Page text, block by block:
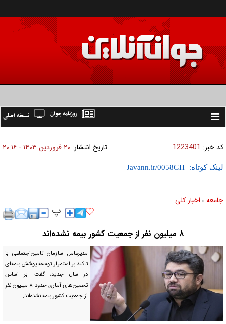
Toggle
نسخه اصلی روزنامه جوان
کد خبر: 1223401 تاریخ انتشار: ۲۰ فروردين ۱۴۰۳ - ۲۰:۱۶
لینک کوتاه:
جامعه » اخبار كلی
۸ میلیون نفر از جمعیت کشور بیمه نشده‌اند
مدیرعامل سازمان تامین‌اجتماعی با
تاکید بر استمرار توسعه پوشش بیمه‌ای
در سال جدید، گفت: بر اساس
تخمین‌های آماری حدود ۸ میلیون نفر
از جمعیت کشور بیمه نشده‌اند.